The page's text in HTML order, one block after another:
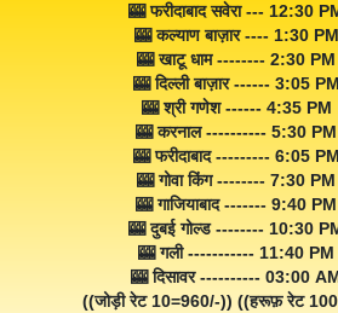
🎰 फरीदाबाद सवेरा --- 12:30
🎰 कल्याण बाज़ार ---- 1:30 PM
🎰 खाटू धाम -------- 2:30 PM
🎰 दिल्ली बाज़ार ------ 3:05 PM
🎰 श्री गणेश ------ 4:35 PM
🎰 करनाल ---------- 5:30 PM
🎰 फरीदाबाद --------- 6:05 PM
🎰 गोवा किंग -------- 7:30 PM
🎰 गाजियाबाद ------- 9:40 PM
🎰 दुबई गोल्ड -------- 10:30
🎰 गली ----------- 11:40 PM
🎰 दिसावर ---------- 03:00
((जोड़ी रेट 10=960/-)) ((हरूफ़ रेट